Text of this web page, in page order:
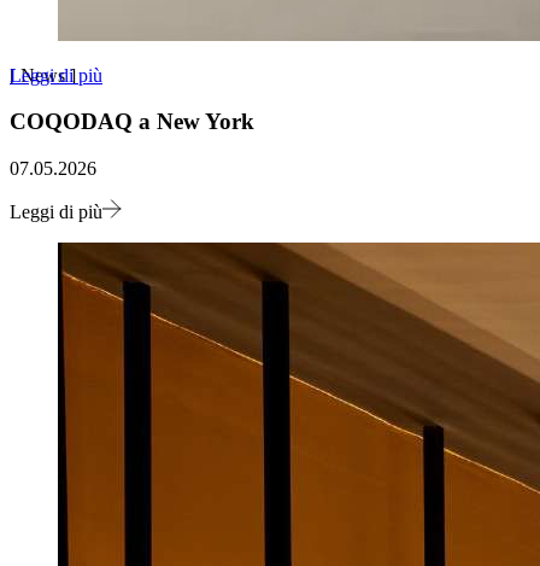
Leggi di più
[News]
COQODAQ a New York
07.05.2026
Leggi di più